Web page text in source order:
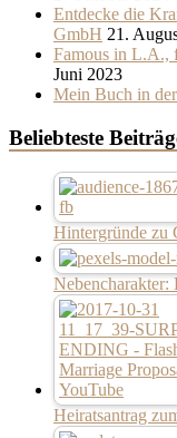
Entdecke die
GmbH 21.
Famous in L.A.,
Juni 2023
Mein Buch in
Beliebteste
Hintergründe zu
Nebencharakter:
Heiratsantrag